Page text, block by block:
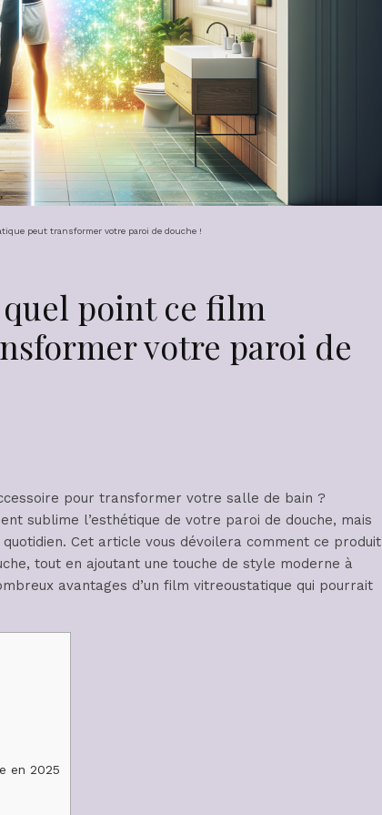
peut transformer votre paroi de douche !
point ce film
votre paroi de
pour transformer votre salle de bain ?
sublime l’esthétique de votre paroi de douche, mais
Cet article vous dévoilera comment ce produit
tout en ajoutant une touche de style moderne à
avantages d’un film vitreoustatique qui pourrait
en 2025